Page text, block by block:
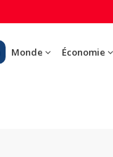
Monde Économie